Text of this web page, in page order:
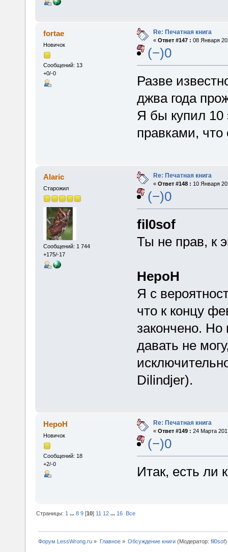
fortae
Новичок
Сообщений: 13
+0/-0
Re: Печатная книга
« Ответ #147 : 08 Января
(−)0
Разве
джва года
Я бы купил 10
правками,
Alaric
Старожил
Сообщений: 1 744
+175/-17
Re: Печатная книга
« Ответ #148 : 10 Января
(−)0
fil0sof
Ты не прав, к
HepoH
Я с
что к концу
закончено. Но
давать не
Dilindjer).
HepoH
Новичок
Сообщений: 18
+2/-0
Re: Печатная книга
« Ответ #149 : 24 Марта
(−)0
Итак, есть ли
Страницы: 1 ...8 9 [10] 11 12 ... 16 Все
Форум LessWrong.ru » Главное» Обсуждение книги(Модератор: fil0sof)